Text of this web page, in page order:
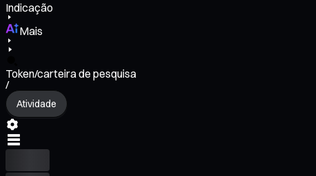
Indicação
Mais
Token/carteira de pesquisa
/
Atividade